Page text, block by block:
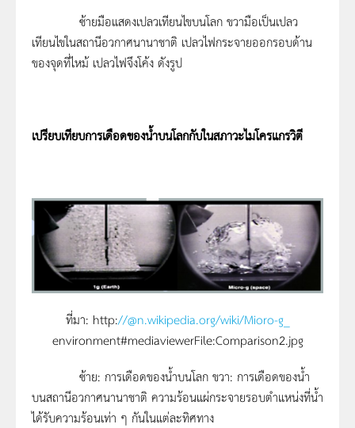
ซ้ายมือแสดงเปลวเทียนไขบนโลก ขวามือเป็นเปลว
เทียนไขในสถานีอวกาศนานาชาติ เปลวไฟกระจายออกรอบด้าน
ของจุดที่ไหม้ เปลวไฟจึงโค้ง ดังรูป
เปรียบเทียบการเดือดของน้ำบนโลกกับในสภาวะไมโครแกรวิตี
ที่มา: http://@n.wikipedia.org/wiki/Mioro-g_
environment#mediaviewerFile:Comparison2.jpg
ซ้าย: การเดือดของน้ำบนโลก ขวา: การเดือดของน้ำ
บนสถานีอวกาศนานาชาติ ความร้อนแผ่กระจายรอบตำแหน่งที่น้ำ
ได้รับความร้อนเท่า ๆ กันในแต่ละทิศทาง